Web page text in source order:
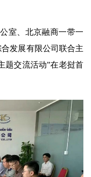
室、北京融商一带一
发展有限公司联合主
题交流活动”在老挝首